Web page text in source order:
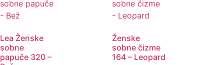
Lea Ženske
sobne
papuče 320 –
Ženske
sobne čizme
164 – Leopard